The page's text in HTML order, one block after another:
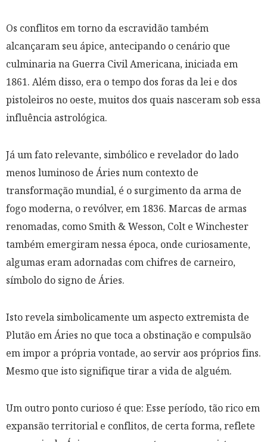
Os conflitos em torno da escravidão também
alcançaram seu ápice, antecipando o cenário que
culminaria na Guerra Civil Americana, iniciada em
1861. Além disso, era o tempo dos foras da lei e dos
pistoleiros no oeste, muitos dos quais nasceram sob essa
influência astrológica.
Já um fato relevante, simbólico e revelador do lado
menos luminoso de Áries num contexto de
transformação mundial, é o surgimento da arma de
fogo moderna, o revólver, em 1836. Marcas de armas
renomadas, como Smith & Wesson, Colt e Winchester
também emergiram nessa época, onde curiosamente,
algumas eram adornadas com chifres de carneiro,
símbolo do signo de Áries.
Isto revela simbolicamente um aspecto extremista de
Plutão em Áries no que toca a obstinação e compulsão
em impor a própria vontade, ao servir aos próprios fins.
Mesmo que isto signifique tirar a vida de alguém.
Um outro ponto curioso é que: Esse período, tão rico em
expansão territorial e conflitos, de certa forma, reflete